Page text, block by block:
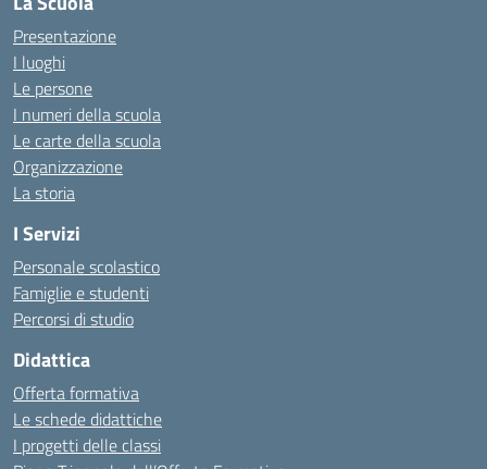
Presentazione
I luoghi
Le persone
I numeri della scuola
Le carte della scuola
Organizzazione
La storia
I Servizi
Personale scolastico
Famiglie e studenti
Percorsi di studio
Didattica
Offerta formativa
Le schede didattiche
I progetti delle classi